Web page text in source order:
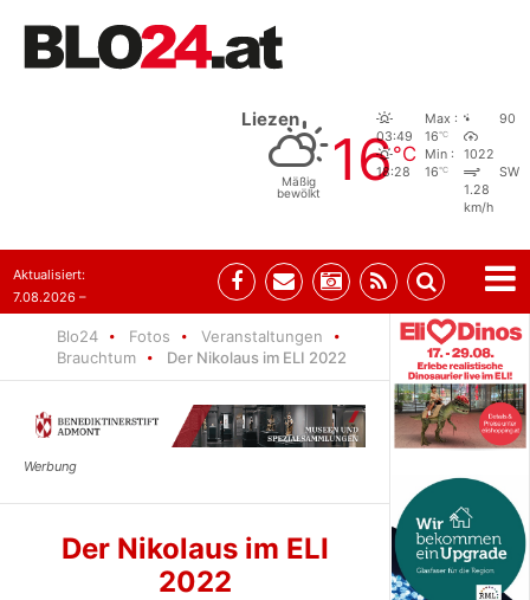
Liezen
Mäßig
bewölkt
16°C
03:49
18:28
Max :
16°C
Min :
16°C
90
1022
SW
1.28
km/h
Aktualisiert:
7.08.2026 –
Blo24 Fotos
Veranstaltungen
Brauchtum
Der Nikolaus im ELI 2022
Der Nikolaus im ELI
2022